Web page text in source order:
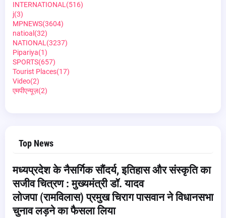
INTERNATIONAL (516)
j(3)
MPNEWS(3604)
natioal (32)
NATIONAL (3237)
Pipariya(1)
SPORTS(657)
Tourist Places(17)
Video(2)
एमपीएन्यूज़(2)
Top News
मध्यप्रदेश के नैसर्गिक सौंदर्य, इतिहास और संस्कृति का
सजीव चित्रण : मुख्यमंत्री डॉ. यादव
लोजपा (रामविलास) प्रमुख चिराग पासवान ने विधानसभा
चुनाव लड़ने का फैसला लिया